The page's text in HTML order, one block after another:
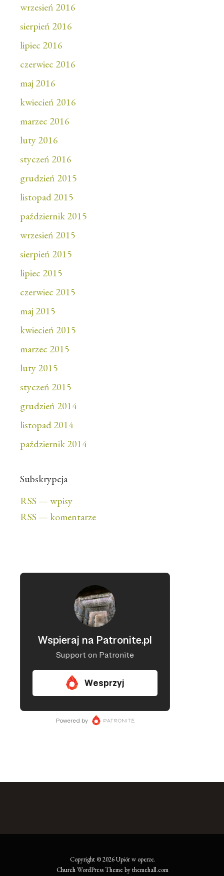
wrzesień 2016
sierpień 2016
lipiec 2016
czerwiec 2016
maj 2016
kwiecień 2016
marzec 2016
luty 2016
styczeń 2016
grudzień 2015
listopad 2015
październik 2015
wrzesień 2015
sierpień 2015
lipiec 2015
czerwiec 2015
maj 2015
kwiecień 2015
marzec 2015
luty 2015
styczeń 2015
grudzień 2014
listopad 2014
październik 2014
Subskrypcja
RSS — wpisy
RSS — komentarze
Copyright © 2026 Upiór w operze.
ChurchWordPress Theme by themehall.com